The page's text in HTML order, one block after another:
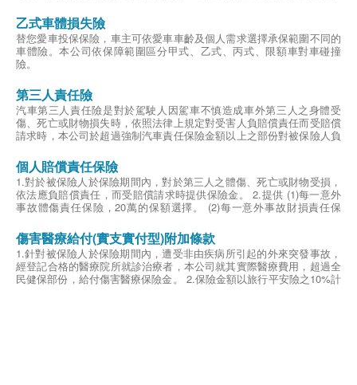
時，本公司對被保險人負賠償責任。
賠付金額最高5萬元為限。
對造汽車雖肇事逃逸無法確認，但經憲警現場處理且經由本公司查證屬
實者，本公司亦負賠償之責。
2.第三人責任保險
生意外事故不慎造成車外其他人第三人之身體傷害、死亡或財物損失
時，依照法律上規定對受害人應負賠償責任而受賠償請求時，本公司於
超過強制汽車責任保險金額以上之部份對被保險人負賠償之責。
第三人每人體傷最高10萬元為限；每次事故體傷總和最高20萬為限。
第三人每次事故財損最高3萬元為限。
乙式車體損失險
替您愛車投保保險，車主可依愛車車齡及個人需求選擇承保範圍不同的
車體險。本公司依保障範圍區分甲式、乙式、丙式、限額車對車碰撞
險。
第三人責任險
汽車第三人責任險是對於駕駛人因駕車不慎造成車外第三人之身體受
傷、死亡或財物損失時，依照法律上規定對受害人負賠償責任而受賠償
請求時，本公司於超過強制汽車責任保險金額以上之部份對被保險人負
齡、家庭撫養人數等條件，來判定和解金，在求償意識高漲的年代，第
三人傷害責任險更顯重要。
個人賠償責任保險
1.對於被保險人於保險期間內，對於第三人之體傷、死亡或財物受損，
依法應負賠償責任，而受賠償請求時提供保險金。 2.提供 (1)每一意外
事故體傷責任保險，20萬的保額選擇。 (2)每一意外事故財損責任保
選擇。
傷害醫療給付(實支實付型)附加條款
1.針對被保險人於保險期間內，遭受非由疾病所引起的外來突發事故，
經登記合格的醫療院所就診治療者，本公司就其實際醫療費用，超過全
民健保部份，給付傷害醫療保險金。 2.保險金額以旅行平安險之10%計